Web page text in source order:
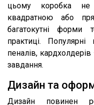
цьому коробка не
квадратною або
багатокутні форми
практиці.
пеналів,
завдання.
Дизайн та
Дизайн повинен